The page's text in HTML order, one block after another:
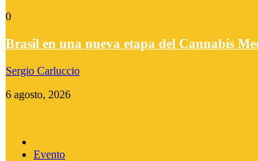
0
Brasil en una nueva etapa del Cannabis
Sergio Carluccio
6 agosto, 2026
Evento